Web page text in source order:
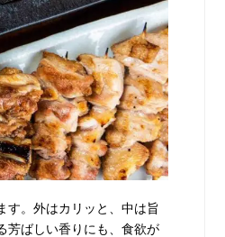
す。外はカリッと、中は旨
芳ばしい香りにも、食欲が